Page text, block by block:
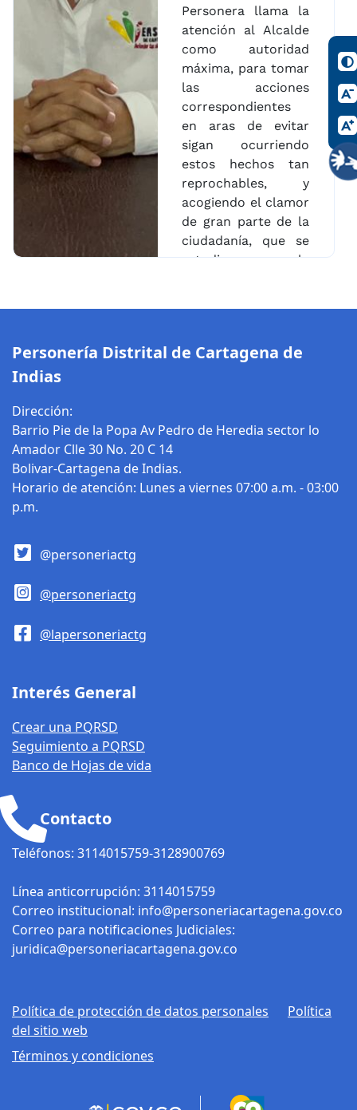
Personera llama la
atención al Alcalde
como autoridad
máxima, para tomar
las acciones
correspondientes
en aras de evitar
sigan ocurriendo
estos hechos tan
reprochables, y
acogiendo el clamor
de gran parte de la
ciudadanía, que se
estudie la
independencia, ante
Ministerio Público,
sagrado, el de la
apoyo del ejército y
Fortalecer y
arreglar las cámaras
de seguridad. Fin
del comunicado.
Personería Distrital de Cartagena de
Indias
Dirección:
Barrio Pie de la Popa Av Pedro de Heredia sector lo
Amador Clle 30 No. 20 C 14
Bolivar-Cartagena de Indias.
Horario de atención: Lunes a viernes 07:00 a.m. - 03:00
p.m.
@personeriactg
@personeriactg
@lapersoneriactg
Interés General
Crear una PQRSD
Seguimiento a PQRSD
Banco de Hojas de vida
Contacto
Teléfonos: 3114015759-3128900769
Línea anticorrupción: 3114015759
Correo institucional: info@personeriacartagena.gov.co
Correo para notificaciones Judiciales:
juridica@personeriacartagena.gov.co
Política de protección de datos personales
Política
del sitio web
Términos y condiciones